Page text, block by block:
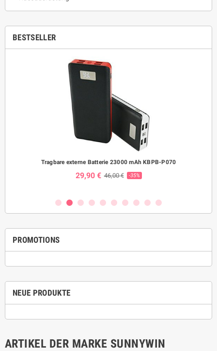
BESTSELLER
Tragbare externe Batterie 23000 mAh KBPB-P070
29,90 € 46,00 € -35%
PROMOTIONS
NEUE PRODUKTE
ARTIKEL DER MARKE SUNNYWIN